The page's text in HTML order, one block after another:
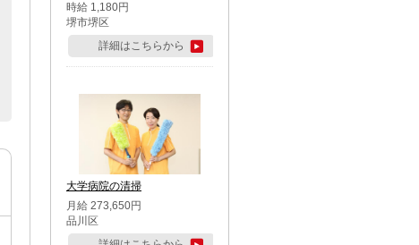
時給 1,180円
堺市堺区
詳細はこちらから
大学病院の清掃
月給 273,650円
品川区